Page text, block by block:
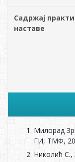
Садржај
наставе
Милорад
ГИ, ТМФ,
Николић